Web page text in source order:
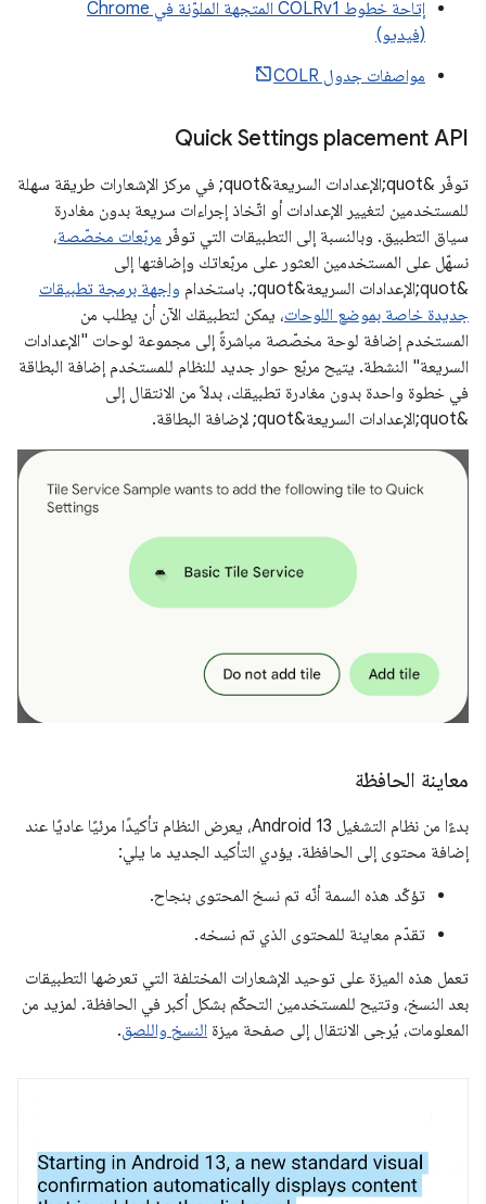
إتاحة خطوط COLRv1 المتجهة الملوّنة في Chrome
(فيديو)
مواصفات جدول COLR
Quick Settings placement API
توفّر &quot;الإعدادات السريعة&quot; في مركز الإشعارات طريقة سهلة
للمستخدمين لتغيير الإعدادات أو اتّخاذ إجراءات سريعة بدون مغادرة
سياق التطبيق. وبالنسبة إلى التطبيقات التي توفّر مربّعات مخصّصة،
نسهّل على المستخدمين العثور على مربّعاتك وإضافتها إلى
&quot;الإعدادات السريعة&quot;. باستخدام
واجهة برمجة تطبيقات
جديدة خاصة بموضع اللوحات، يمكن لتطبيقك الآن أن يطلب من
المستخدم إضافة لوحة مخصّصة مباشرةً إلى مجموعة لوحات "الإعدادات
السريعة" النشطة. يتيح مربّع حوار جديد للنظام للمستخدم إضافة البطاقة
في خطوة واحدة بدون مغادرة تطبيقك، بدلاً من الانتقال إلى
&quot;الإعدادات السريعة&quot; لإضافة البطاقة.
معاينة الحافظة
بدءًا من نظام التشغيل Android 13، يعرض النظام تأكيدًا مرئيًا عاديًا عند
إضافة محتوى إلى الحافظة. يؤدي التأكيد الجديد ما يلي:
تؤكّد هذه السمة أنّه تم نسخ المحتوى بنجاح.
تقدّم معاينة للمحتوى الذي تم نسخه.
تعمل هذه الميزة على توحيد الإشعارات المختلفة التي تعرضها التطبيقات
بعد النسخ، وتتيح للمستخدمين التحكّم بشكل أكبر في الحافظة. لمزيد من
المعلومات، يُرجى الانتقال إلى صفحة ميزة النسخ واللصق.